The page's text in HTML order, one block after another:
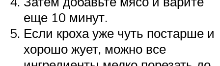
еще 10 минут.
Если кроха уже чуть постарше и
хорошо жует, можно все